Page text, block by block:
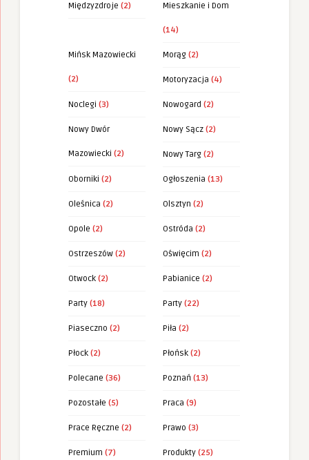
Międzyzdroje (2) Mieszkanie i Dom
(14)
Mińsk Mazowiecki
(2)
Morąg (2)
Motoryzacja (4)
Noclegi (3) Nowogard (2)
Nowy Dwór
Mazowiecki (2)
Nowy Sącz (2)
Nowy Targ (2)
Oborniki (2) Ogłoszenia (13)
Oleśnica (2) Olsztyn (2)
Opole (2) Ostróda (2)
Ostrzeszów (2) Oświęcim (2)
Otwock (2) Pabianice (2)
Party (18) Party (22)
Piaseczno (2) Piła (2)
Płock (2) Płońsk (2)
Polecane (36) Poznań (13)
Pozostałe (5) Praca (9)
Prace Ręczne (2) Prawo (3)
Premium (7) Produkty (25)